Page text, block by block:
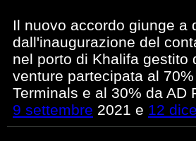
Il nuovo accordo giunge a
dall'inaugurazione del
nel porto di Khalifa gestito
venture partecipata al
Terminals e al 30% da AD
9 settembre 2021 e 12